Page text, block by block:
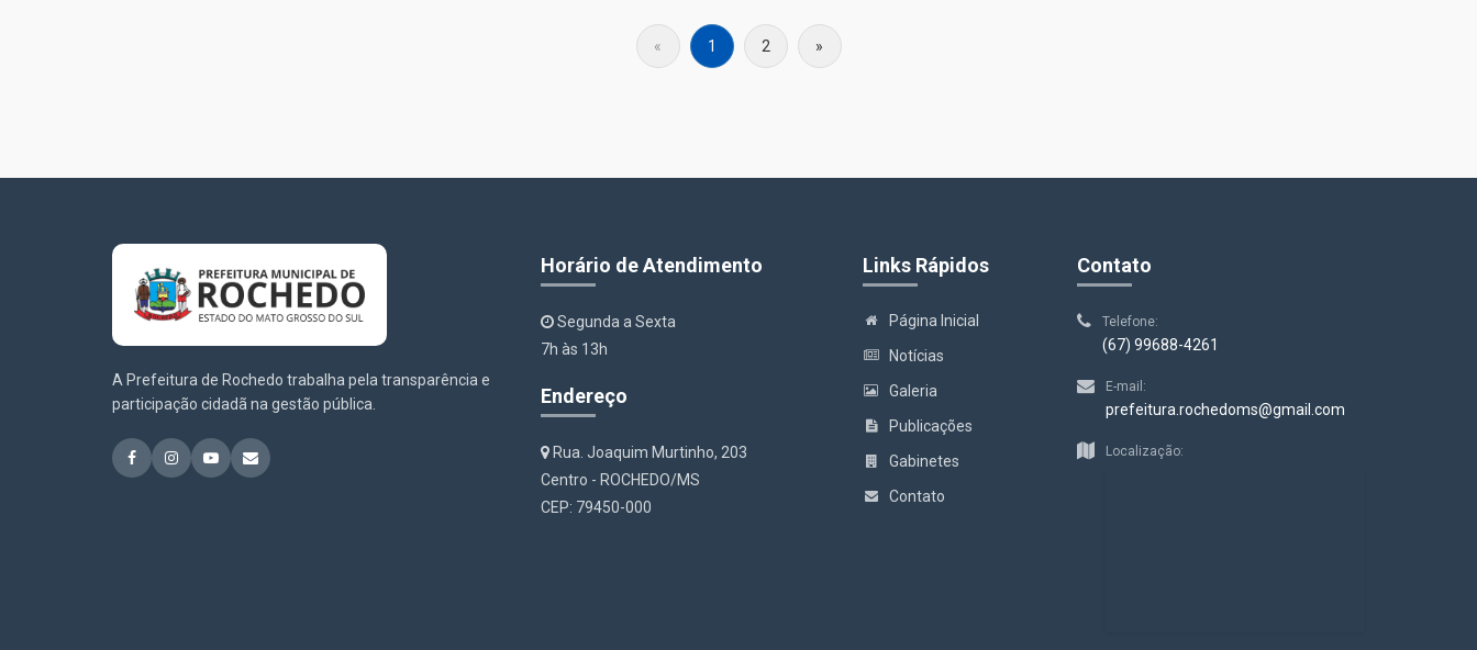
« 1 2 »
A Prefeitura de Rochedo trabalha pela transparência e
participação cidadã na gestão pública.
Horário de Atendimento
Segunda a Sexta
7h às 13h
Endereço
Rua. Joaquim Murtinho, 203
Centro - ROCHEDO/MS
CEP: 79450-000
Links Rápidos
Página Inicial
Notícias
Galeria
Publicações
Gabinetes
Contato
Contato
Telefone:
(67) 99688-4261
E-mail:
prefeitura.rochedoms@gmail.com
Localização: